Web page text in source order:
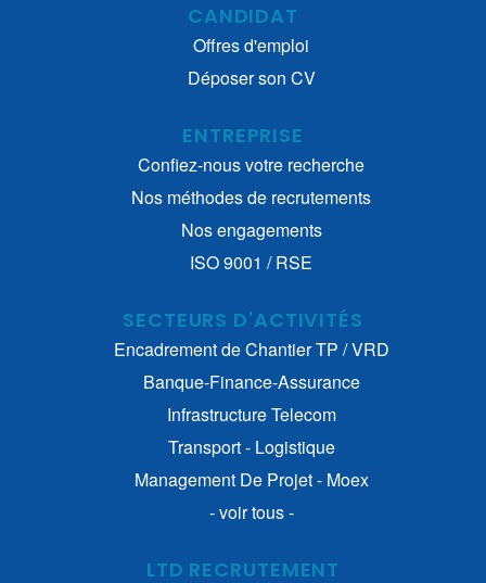
CANDIDAT
Offres d'emploi
Déposer son CV
ENTREPRISE
Confiez-nous votre recherche
Nos méthodes de recrutements
Nos engagements
ISO 9001 / RSE
SECTEURS D'ACTIVITÉS
Encadrement de Chantier TP / VRD
Banque-Finance-Assurance
Infrastructure Telecom
Transport - Logistique
Management De Projet - Moex
- voir tous -
LTD RECRUTEMENT